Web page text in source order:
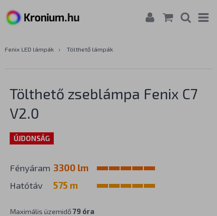
Fenix LED lámpák › Tölthető lámpák
Tölthető zseblámpa Fenix C7
V2.0
ÚJDONSÁG
Fényáram 3300 lm
Hatótáv
575 m
Maximális üzemidő79 óra